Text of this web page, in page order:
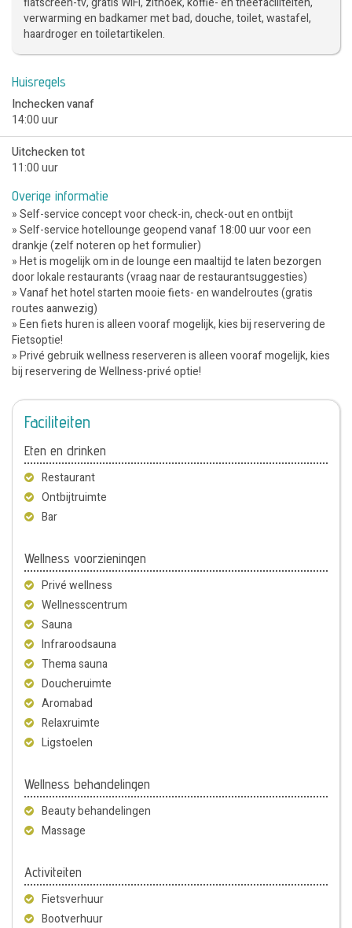
verwarming en badkamer met bad, douche, toilet, wastafel,
haardroger en toiletartikelen.
Huisregels
Inchecken vanaf
14:00 uur
Uitchecken tot
11:00 uur
Overige informatie
» Self-service concept voor check-in, check-out en ontbijt
» Self-service hotellounge geopend vanaf 18:00 uur voor een
drankje (zelf noteren op het formulier)
» Het is mogelijk om in de lounge een maaltijd te laten bezorgen
door lokale restaurants (vraag naar de restaurantsuggesties)
» Vanaf het hotel starten mooie fiets- en wandelroutes (gratis
routes aanwezig)
» Een fiets huren is alleen vooraf mogelijk, kies bij reservering de
Fietsoptie!
» Privé gebruik wellness reserveren is alleen vooraf mogelijk, kies
bij reservering de Wellness-privé optie!
Faciliteiten
Eten en drinken
Restaurant
Ontbijtruimte
Bar
Wellness voorzieningen
Privé wellness
Wellnesscentrum
Sauna
Infraroodsauna
Thema sauna
Doucheruimte
Aromabad
Relaxruimte
Ligstoelen
Wellness behandelingen
Beauty behandelingen
Massage
Activiteiten
Fietsverhuur
Bootverhuur